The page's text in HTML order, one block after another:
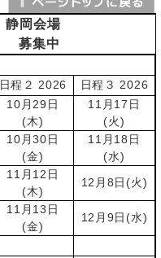
静岡会場
募集中
日程２ 2026 日程３ 2026
10月29日
(木)
11月17日
(火)
10月30日
(金)
11月18日
(水)
11月12日
(木)
12月8日(火)
11月13日
(金)
12月9日(水)